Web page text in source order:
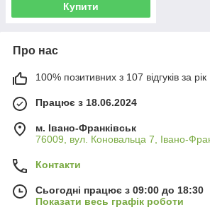
Купити
Про нас
100% позитивних з 107 відгуків за рік
Працює з 18.06.2024
м. Івано-Франківськ
76009, вул. Коновальца 7, Івано-
Контакти
Сьогодні працює з 09:00 до 18:30
Показати весь графік роботи